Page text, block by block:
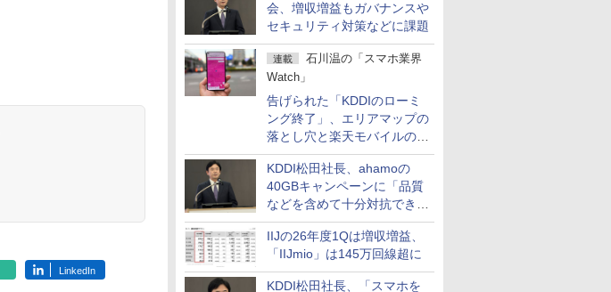
会、増収増益もガバナンスや
セキュリティ対策などに課題
連載
石川温の「スマホ業界
Watch」
告げられた「KDDIのローミ
ング終了」、エリアマップの
落とし穴と楽天モバイルの課
題
KDDI松田社長、ahamoの
40GBキャンペーンに「品質
などを含めて十分対抗でき
る」
IIJの26年度1Qは増収増益、
「IIJmio」は145万回線超に
KDDI松田社長、「スマホを
LinkedIn